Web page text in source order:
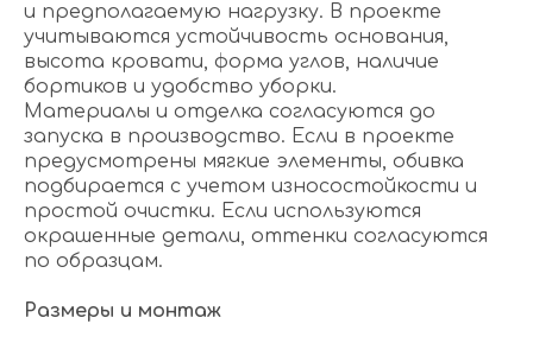
и предполагаемую нагрузку. В проекте
учитываются устойчивость основания,
высота кровати, форма углов, наличие
бортиков и удобство уборки.
Материалы и отделка согласуются до
запуска в производство. Если в проекте
предусмотрены мягкие элементы, обивка
подбирается с учетом износостойкости и
простой очистки. Если используются
окрашенные детали, оттенки согласуются
по образцам.
Размеры и монтаж